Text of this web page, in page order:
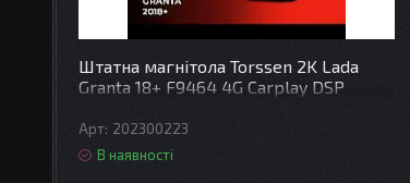
Штатна магнітола Torssen 2K Lada
Granta 18+ F9464 4G Carplay DSP
202300223
В наявності